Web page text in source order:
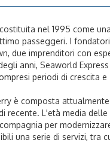
nel 1995 come
passeggeri. I
due imprenditori con
anni, Seaworld
periodi di crescita
è composta
recente. L'età media delle
per
una serie di servizi, tra